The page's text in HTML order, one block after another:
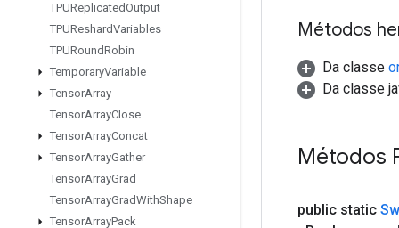
TPUReplicatedOutput
TPUReshardVariables
TPURoundRobin
TemporaryVariable
TensorArray
TensorArrayClose
TensorArrayConcat
TensorArrayGather
TensorArrayGrad
TensorArrayGradWithShape
TensorArrayPack
Métodos
Da classe
Da classe
Métodos
public static